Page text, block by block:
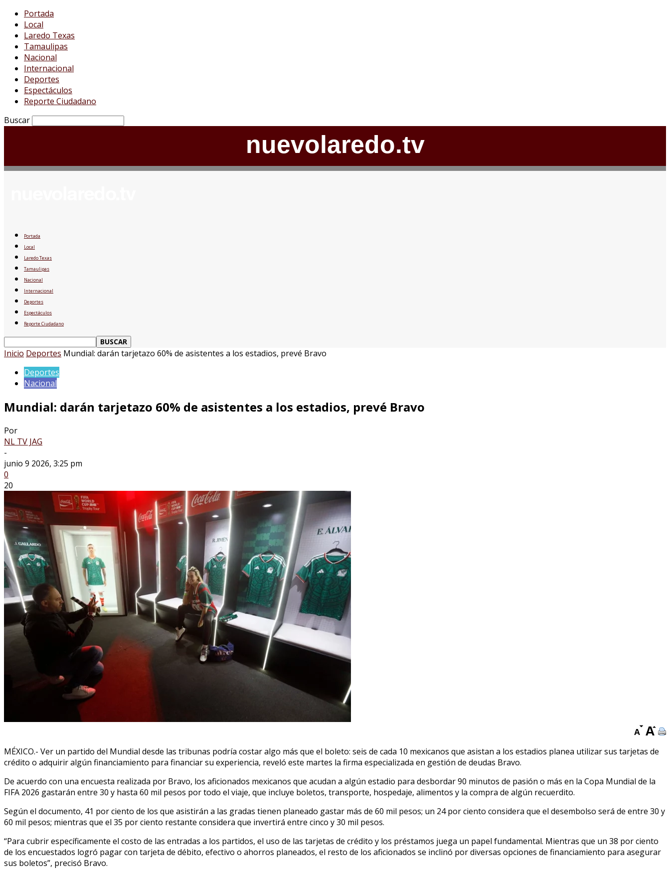
Portada
Local
Laredo Texas
Tamaulipas
Nacional
Internacional
Deportes
Espectáculos
Reporte Ciudadano
Buscar
nuevolaredo.tv
Portada
Local
Laredo Texas
Tamaulipas
Nacional
Internacional
Deportes
Espectáculos
Reporte Ciudadano
Inicio Deportes Mundial: darán tarjetazo 60% de asistentes a los estadios, prevé Bravo
Deportes
Nacional
Mundial: darán tarjetazo 60% de asistentes a los estadios, prevé Bravo
Por
NL TV JAG
-
junio 9 2026, 3:25 pm
0
20
MÉXICO.- Ver un partido del Mundial desde las tribunas podría costar algo más que el boleto: seis de cada 10 mexicanos que asistan a los estadios planea utilizar sus tarjetas de
crédito o adquirir algún financiamiento para financiar su experiencia, reveló este martes la firma especializada en gestión de deudas Bravo.
De acuerdo con una encuesta realizada por Bravo, los aficionados mexicanos que acudan a algún estadio para desbordar 90 minutos de pasión o más en la Copa Mundial de la
FIFA 2026 gastarán entre 30 y hasta 60 mil pesos por todo el viaje, que incluye boletos, transporte, hospedaje, alimentos y la compra de algún recuerdito.
Según el documento, 41 por ciento de los que asistirán a las gradas tienen planeado gastar más de 60 mil pesos; un 24 por ciento considera que el desembolso será de entre 30 y
60 mil pesos; mientras que el 35 por ciento restante considera que invertirá entre cinco y 30 mil pesos.
“Para cubrir específicamente el costo de las entradas a los partidos, el uso de las tarjetas de crédito y los préstamos juega un papel fundamental. Mientras que un 38 por ciento
de los encuestados logró pagar con tarjeta de débito, efectivo o ahorros planeados, el resto de los aficionados se inclinó por diversas opciones de financiamiento para asegurar
sus boletos”, precisó Bravo.